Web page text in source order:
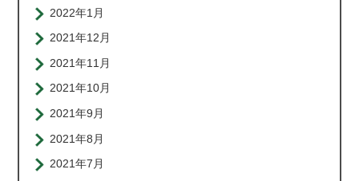
2022年1月
2021年12月
2021年11月
2021年10月
2021年9月
2021年8月
2021年7月